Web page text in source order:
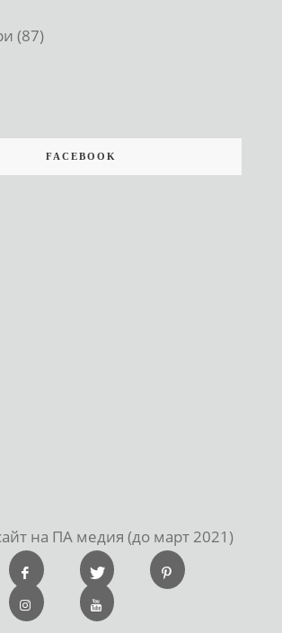
(87)
FACEBOOK
на ПА медия (до март 2021)